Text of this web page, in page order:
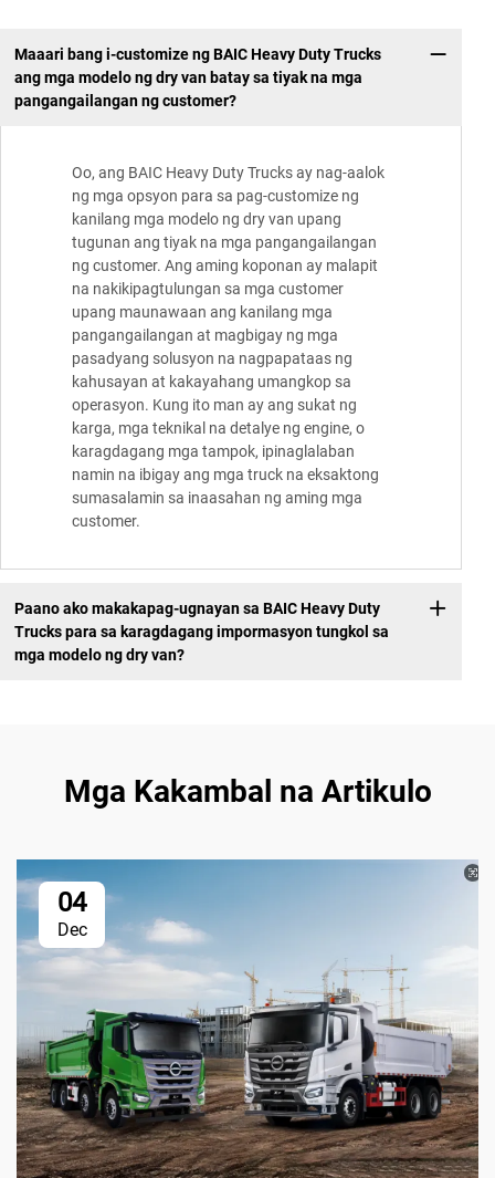
Maaari bang i-customize ng BAIC Heavy Duty Trucks
ang mga modelo ng dry van batay sa tiyak na mga
pangangailangan ng customer?
Oo, ang BAIC Heavy Duty Trucks ay nag-aalok
ng mga opsyon para sa pag-customize ng
kanilang mga modelo ng dry van upang
tugunan ang tiyak na mga pangangailangan
ng customer. Ang aming koponan ay malapit
na nakikipagtulungan sa mga customer
upang maunawaan ang kanilang mga
pangangailangan at magbigay ng mga
pasadyang solusyon na nagpapataas ng
kahusayan at kakayahang umangkop sa
operasyon. Kung ito man ay ang sukat ng
karga, mga teknikal na detalye ng engine, o
karagdagang mga tampok, ipinaglalaban
namin na ibigay ang mga truck na eksaktong
sumasalamin sa inaasahan ng aming mga
customer.
Paano ako makakapag-ugnayan sa BAIC Heavy Duty
Trucks para sa karagdagang impormasyon tungkol sa
mga modelo ng dry van?
Mga Kakambal na Artikulo
04
Dec